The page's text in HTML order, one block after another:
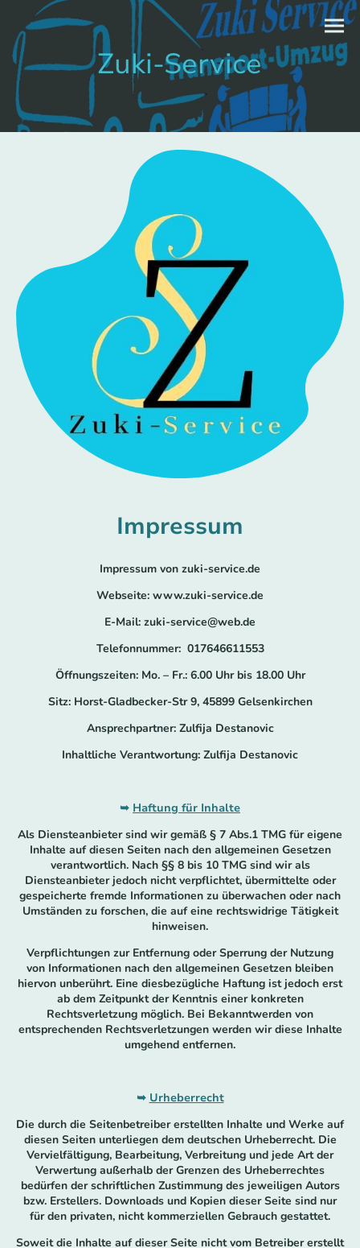
Zuki-Service
Impressum
Impressum von zuki-service.de
Webseite: www.zuki-service.de
E-Mail: zuki-service@web.de
Telefonnummer: 017646611553
Öffnungszeiten: Mo. – Fr.: 6.00 Uhr bis 18.00 Uhr
Sitz: Horst-Gladbecker-Str 9, 45899 Gelsenkirchen
Ansprechpartner: Zulfija Destanovic
Inhaltliche Verantwortung: Zulfija Destanovic
➥ Haftung für Inhalte
Als Diensteanbieter sind wir gemäß § 7 Abs.1 TMG für eigene
Inhalte auf diesen Seiten nach den allgemeinen Gesetzen
verantwortlich. Nach §§ 8 bis 10 TMG sind wir als
Diensteanbieter jedoch nicht verpflichtet, übermittelte oder
gespeicherte fremde Informationen zu überwachen oder nach
Umständen zu forschen, die auf eine rechtswidrige Tätigkeit
hinweisen.
Verpflichtungen zur Entfernung oder Sperrung der Nutzung
von Informationen nach den allgemeinen Gesetzen bleiben
hiervon unberührt. Eine diesbezügliche Haftung ist jedoch erst
ab dem Zeitpunkt der Kenntnis einer konkreten
Rechtsverletzung möglich. Bei Bekanntwerden von
entsprechenden Rechtsverletzungen werden wir diese Inhalte
umgehend entfernen.
➥ Urheberrecht
Die durch die Seitenbetreiber erstellten Inhalte und Werke auf
diesen Seiten unterliegen dem deutschen Urheberrecht. Die
Vervielfältigung, Bearbeitung, Verbreitung und jede Art der
Verwertung außerhalb der Grenzen des Urheberrechtes
bedürfen der schriftlichen Zustimmung des jeweiligen Autors
bzw. Erstellers. Downloads und Kopien dieser Seite sind nur
für den privaten, nicht kommerziellen Gebrauch gestattet.
Soweit die Inhalte auf dieser Seite nicht vom Betreiber erstellt